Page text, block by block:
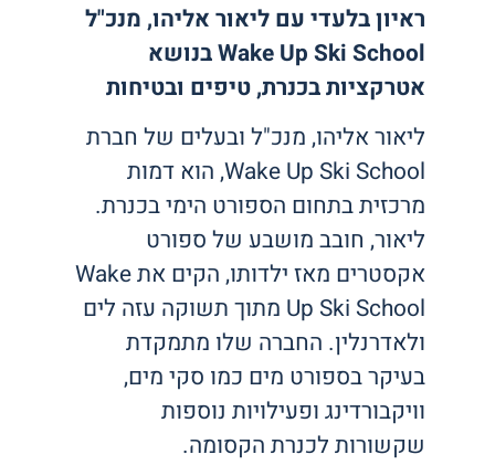
ראיון בלעדי עם ליאור אליהו, מנכ"ל
Wake Up Ski School בנושא
אטרקציות בכנרת, טיפים ובטיחות
ליאור אליהו, מנכ"ל ובעלים של חברת
Wake Up Ski School, הוא דמות
מרכזית בתחום הספורט הימי בכנרת.
ליאור, חובב מושבע של ספורט
אקסטרים מאז ילדותו, הקים את Wake
Up Ski School מתוך תשוקה עזה לים
ולאדרנלין. החברה שלו מתמקדת
בעיקר בספורט מים כמו סקי מים,
וויקבורדינג ופעילויות נוספות
שקשורות לכנרת הקסומה.